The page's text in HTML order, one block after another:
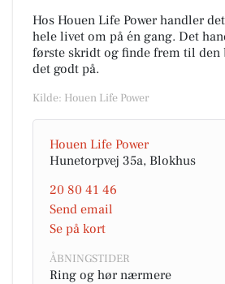
Hos Houen Life Power handler
hele livet om på én gang. Det
første skridt og finde frem til den
det godt på.
Kilde: Houen Life Power
Houen Life Power
Hunetorpvej 35a, Blokhus
20 80 41 46
Send email
Se på kort
ÅBNINGSTIDER
Ring og hør nærmere